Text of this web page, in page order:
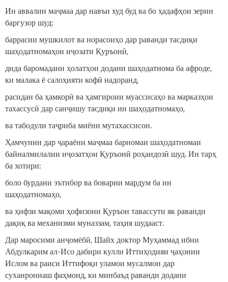
Ин аввалин маҷмаа дар навъи худ буд ва бо ҳадафҳои зерин
баргузор шуд:
баррасии мушкилот ва норасоиҳо дар раванди тасдиқи
шаҳодатномаҳои иҷозати Қуръонӣ,
дида баромадани ҳолатҳои додани шаҳодатнома ба афроде,
ки малака ё салоҳияти кофӣ надоранд,
расидан ба ҳамкорӣ ва ҳамгироии муассисаҳо ва марказҳои
тахассусӣ дар санҷишу тасдиқи ин шаҳодатномаҳо,
ва табодули таҷриба миёни мутахассисон.
Ҳамчунин дар ҷараёни маҷмаа барномаи шаҳодатномаи
байналмилалии иҷозатҳои Қуръонӣ роҳандозӣ шуд. Ин тарҳ
ба хотири:
боло бурдани эътибор ва боварии мардум ба ин
шаҳодатномаҳо,
ва ҳифзи мақоми ҳофизони Қуръон тавассути як раванди
дақиқ ва механизми муназзам, таҳия шудааст.
Дар маросими анҷомёбӣ, Шайх доктор Муҳаммад ибни
Абдулкарим ал-Исо дабири кулли Иттиҳодияи ҷаҳонии
Ислом ва раиси Иттифоқи уламои мусалмон дар
суханрониаш фаҳмонд, ки минбаъд раванди додани